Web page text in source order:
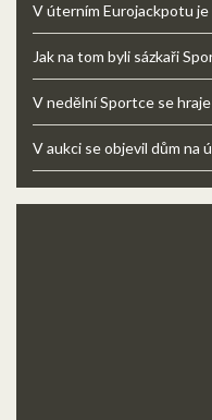
V úterním Eurojackpotu je
Jak na tom byli sázkaři
V nedělní Sportce se
V aukci se objevil dům na